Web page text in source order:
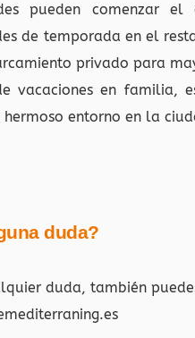
pueden comenzar
de temporada en el
privado para
vacaciones en familia,
hermoso entorno en la
duda?
duda, también